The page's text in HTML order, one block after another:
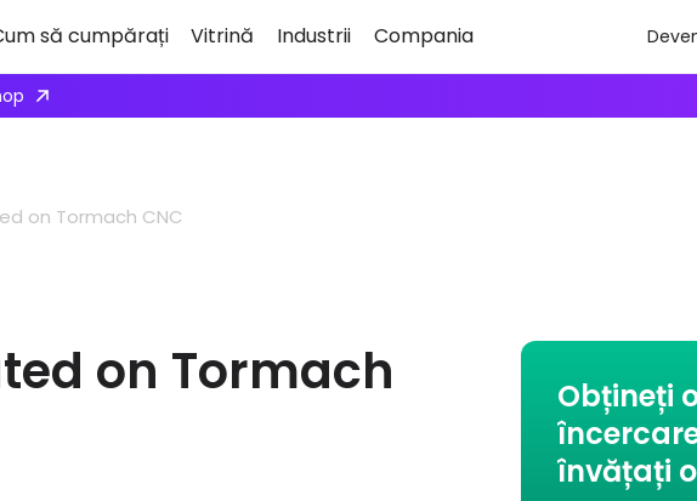
să cumpărați Vitrină Industrii Compania
on Tormach CNC
on Tormach
Obțineți
învățați